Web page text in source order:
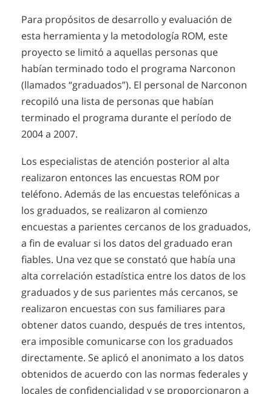
Para propósitos de desarrollo y evaluación de
esta herramienta y la metodología ROM, este
proyecto se limitó a aquellas personas que
habían terminado todo el programa Narconon
(llamados “graduados”). El personal de Narconon
recopiló una lista de personas que habían
terminado el programa durante el período de
2004 a 2007.
Los especialistas de atención posterior al alta
realizaron entonces las encuestas ROM por
teléfono. Además de las encuestas telefónicas a
los graduados, se realizaron al comienzo
encuestas a parientes cercanos de los graduados,
a fin de evaluar si los datos del graduado eran
fiables. Una vez que se constató que había una
alta correlación estadística entre los datos de los
graduados y de sus parientes más cercanos, se
realizaron encuestas con sus familiares para
obtener datos cuando, después de tres intentos,
era imposible comunicarse con los graduados
directamente. Se aplicó el anonimato a los datos
obtenidos de acuerdo con las normas federales y
locales de confidencialidad y se proporcionaron a